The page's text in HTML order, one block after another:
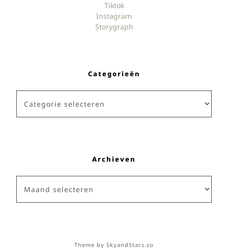
Tiktok
Instagram
Storygraph
Categorieën
Archieven
Theme by SkyandStars.co